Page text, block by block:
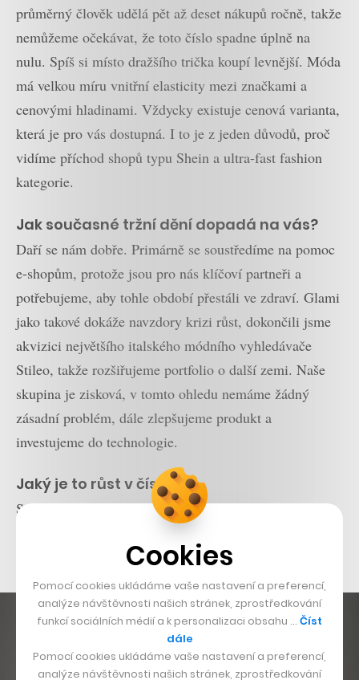
průměrný člověk udělá pět až deset nákupů ročně, takže
nemůžeme očekávat, že toto číslo spadne úplně na
nulu. Spíš si místo dražšího trička koupí levnější. Móda
má velkou míru vnitřní elasticity mezi značkami a
cenovými hladinami. Vždycky existuje cenová varianta,
která je pro vás dostupná. I to je z jeden důvodů, proč
vidíme příchod shopů typu Shein a ultra-fast fashion
kategorie.
Jak současné tržní dění dopadá na vás?
Daří se nám dobře. Primárně se soustředíme na pomoc
e-shopům, protože jsou pro nás klíčoví partneři a
potřebujeme, aby tohle období přestáli ve zdraví. Glami
jako takové dokáže navzdory krizi růst, dokončili jsme
akvizici největšího italského módního vyhledávače
Stileo, takže rozšiřujeme portfolio o další zemi. Naše
skupina je zisková, v tomto ohledu nemáme žádný
zásadní problém, dále zlepšujeme produkt a
investujeme do technologie.
Jaký je to růst v číslech?
S akvizicí Stilea jsme za minulý rok dosáhli tržeb přes
miliardu korun, meziroční nárůst je na úrovni více než
Cookies
Pomocí cookies ukládáme vaše nastavení a preferencí,
analýze návštěvnosti našich stránek, zprostředkování
funkcí sociálních médií a k personalizaci obsahu … Číst
dále
Pomocí cookies ukládáme vaše nastavení a preferencí,
analýze návštěvnosti našich stránek, zprostředkování